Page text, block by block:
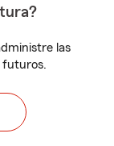
las
futuros.